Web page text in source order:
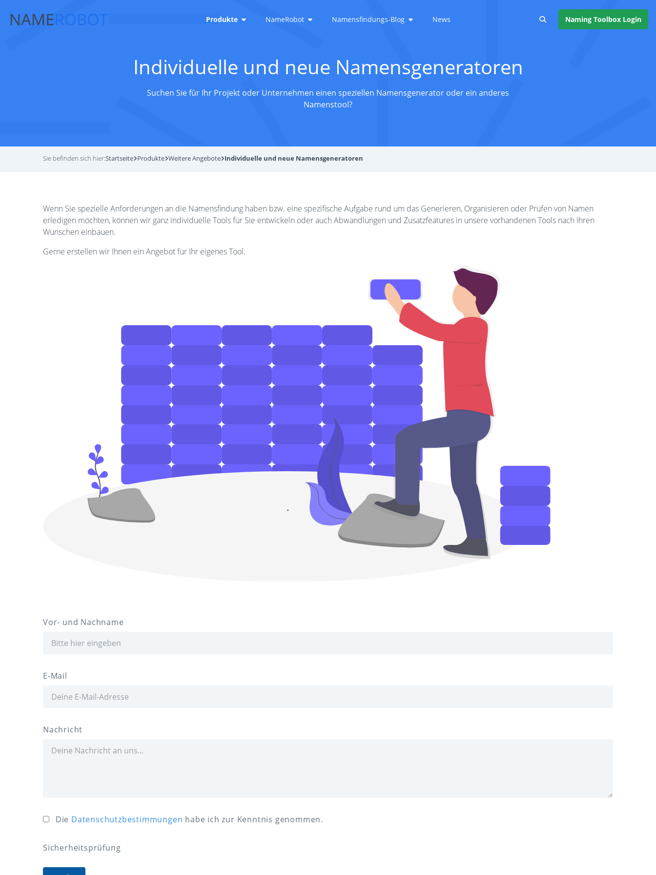
Produkte NameRobot Namensfindungs-Blog News Naming Toolbox Login
Individuelle und neue Namensgeneratoren
Suchen Sie für Ihr Projekt oder Unternehmen einen speziellen Namensgenerator oder ein anderes
Namenstool?
Sie befinden sich hier:Startseite Produkte Weitere Angebote Individuelle und neue Namensgeneratoren
Wenn Sie spezielle Anforderungen an die Namensfindung haben bzw. eine spezifische Aufgabe rund um das Generieren, Organisieren oder Prüfen von Namen
erledigen möchten, können wir ganz individuelle Tools für Sie entwickeln oder auch Abwandlungen und Zusatzfeatures in unsere vorhandenen Tools nach Ihren
Wünschen einbauen.
Gerne erstellen wir Ihnen ein Angebot für Ihr eigenes Tool.
Vor- und Nachname
E-Mail
Nachricht
Die Datenschutzbestimmungen habe ich zur Kenntnis genommen.
Sicherheitsprüfung